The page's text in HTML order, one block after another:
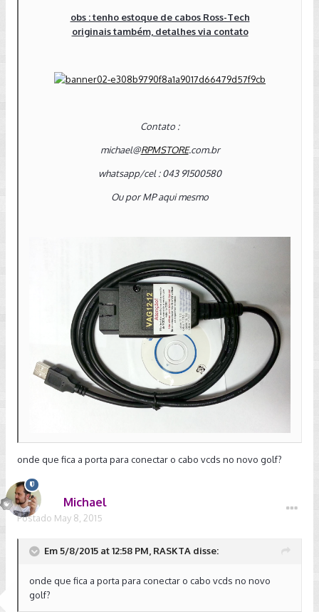
obs : tenho estoque de cabos Ross-Tech
originais também, detalhes via contato
Contato :
michael@RPMSTORE.com.br
whatsapp/cel : 043 91500580
Ou por MP aqui mesmo
onde que fica a porta para conectar o cabo vcds no novo golf?
Michael
Postado May 8, 2015
Em 5/8/2015 at 12:58 PM, RASKTA disse:
onde que fica a porta para conectar o cabo vcds no novo
golf?